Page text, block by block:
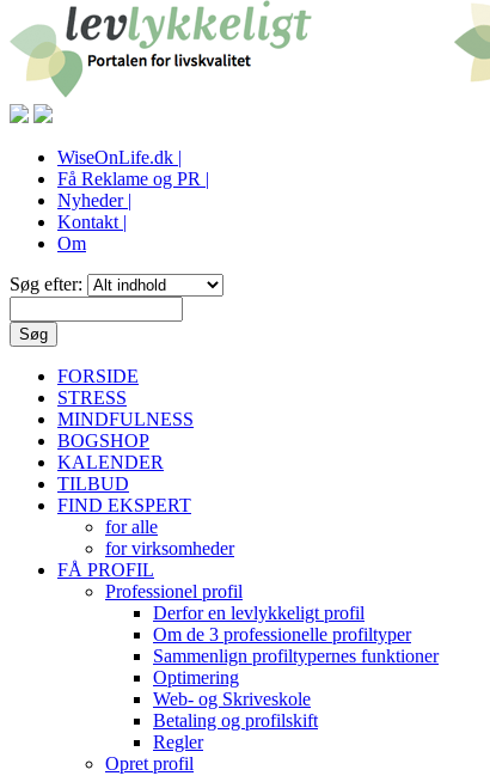
WiseOnLife.dk |
Få Reklame og PR |
Nyheder |
Kontakt |
Om
Søg efter:
FORSIDE
STRESS
MINDFULNESS
BOGSHOP
KALENDER
TILBUD
FIND EKSPERT
for alle
for virksomheder
FÅ PROFIL
Professionel profil
Derfor en levlykkeligt profil
Om de 3 professionelle profiltyper
Sammenlign profiltypernes funktioner
Optimering
Web- og Skriveskole
Betaling og profilskift
Regler
Opret profil